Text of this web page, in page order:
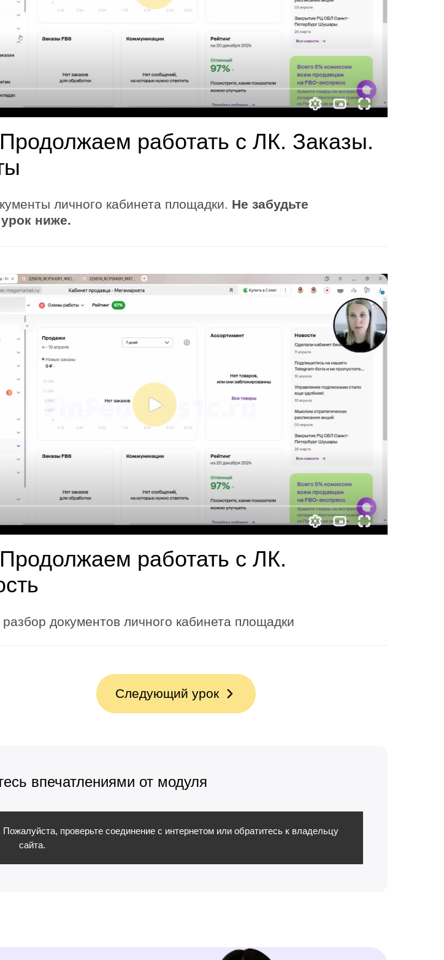
Следующий урок
работать с ЛК. Заказы.
личного кабинета площадки. Не забудьте
ниже.
работать с ЛК.
документов личного кабинета площадки
впечатлениями от модуля
проверьте соединение с интернетом или обратитесь к владельцу
сайта.